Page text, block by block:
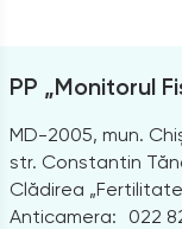
PP „Monitorul
MD-2005, mun.
str. Constantin
Clădirea
Anticamera:
022